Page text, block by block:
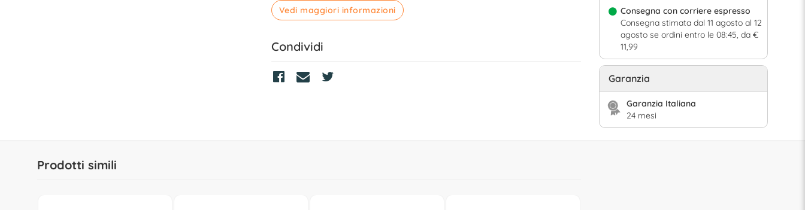
Vedi maggiori informazioni
Condividi
Consegna con corriere espresso
Consegna stimata dal 11 agosto al 12
agosto se ordini entro le 08:45, da €
11,99
Garanzia
Garanzia Italiana
24 mesi
Prodotti simili